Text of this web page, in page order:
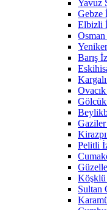
Yavuz
Gebze
Elbizli
Barış
Pelitli
Köşklü
Sultan